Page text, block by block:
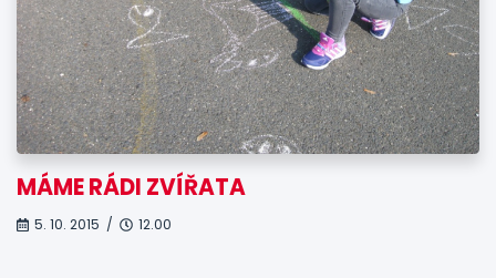
MÁME RÁDI ZVÍŘATA
5. 10. 2015 / 12.00